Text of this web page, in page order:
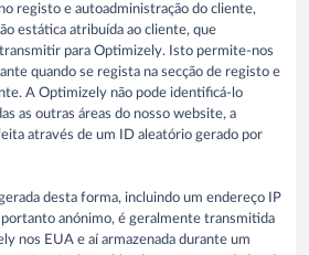
registo e autoadministração do cliente,
estática atribuída ao cliente, que
para Optimizely. Isto permite-nos
quando se regista na secção de registo e
A Optimizely não pode identificá-lo
as outras áreas do nosso website, a
através de um ID aleatório gerado por
desta forma, incluindo um endereço IP
anónimo, é geralmente transmitida
nos EUA e aí armazenada durante um